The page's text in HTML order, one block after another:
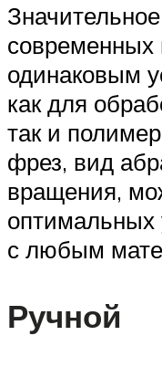
современных
одинаковым
как для
так и
фрез, вид
вращения,
оптимальных
с любым
Ручной